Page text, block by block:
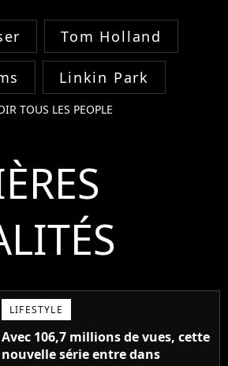
Tom Holland
Linkin Park
TOUS LES PEOPLE
LIFESTYLE
Avec 106,7 millions de vues, cette
nouvelle série entre dans